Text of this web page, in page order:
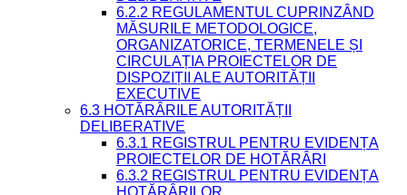
6.2.2 REGULAMENTUL CUPRINZÂND
MĂSURILE METODOLOGICE,
ORGANIZATORICE, TERMENELE ȘI
CIRCULAȚIA PROIECTELOR DE
DISPOZIȚII ALE AUTORITĂȚII
EXECUTIVE
6.3 HOTĂRÂRILE AUTORITĂȚII
DELIBERATIVE
6.3.1 REGISTRUL PENTRU EVIDENȚA
PROIECTELOR DE HOTĂRÂRI
6.3.2 REGISTRUL PENTRU EVIDENȚA
HOTĂRÂRILOR